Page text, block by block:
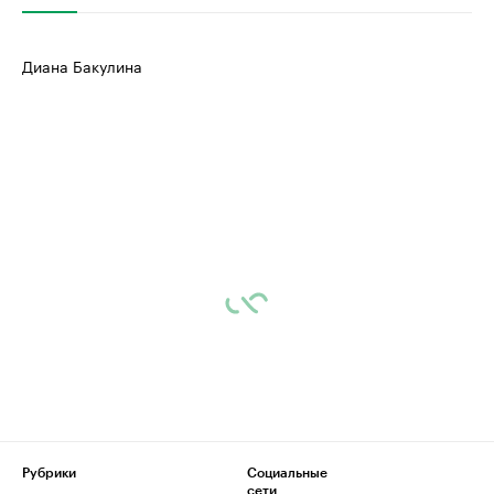
Диана Бакулина
Рубрики
Социальные
сети